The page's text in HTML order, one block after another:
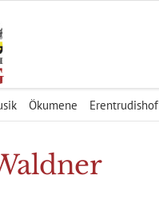
Ökumene Erentrudishof